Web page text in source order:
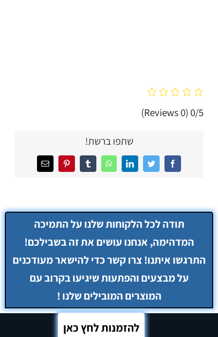
0/5
(0 Reviews)
שתפו ברשת!
Facebook
Twitter
LinkedIn
WhatsApp
Tumblr
Pinterestכתובת
דואר
להזמנות לחץ כאן